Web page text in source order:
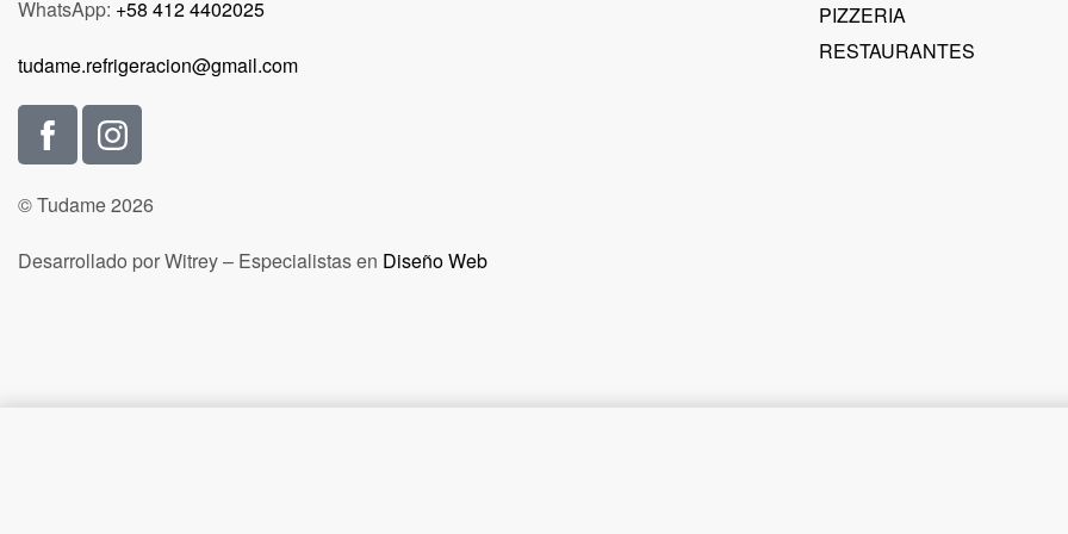
WhatsApp: +58 412 4402025
tudame.refrigeracion@gmail.com
© Tudame 2026
Desarrollado por Witrey – Especialistas en Diseño Web
PIZZERIA
RESTAURANTES